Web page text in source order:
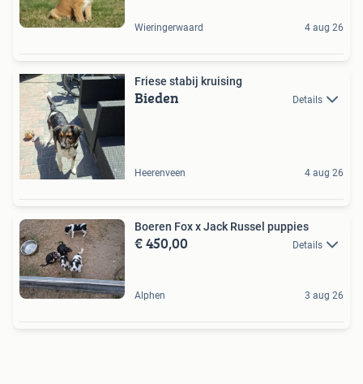
Wieringerwaard 4 aug 26
Friese stabij kruising
Bieden Details
Heerenveen 4 aug 26
Boeren Fox x Jack Russel puppies
€ 450,00 Details
Alphen 3 aug 26